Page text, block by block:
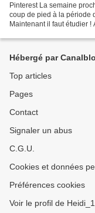
Pinterest La semaine
coup de pied à la période
Maintenant il faut étudier
Hébergé par
Top articles
Pages
Contact
Signaler un abus
C.G.U.
Cookies et données
Préférences cookies
Voir le profil de